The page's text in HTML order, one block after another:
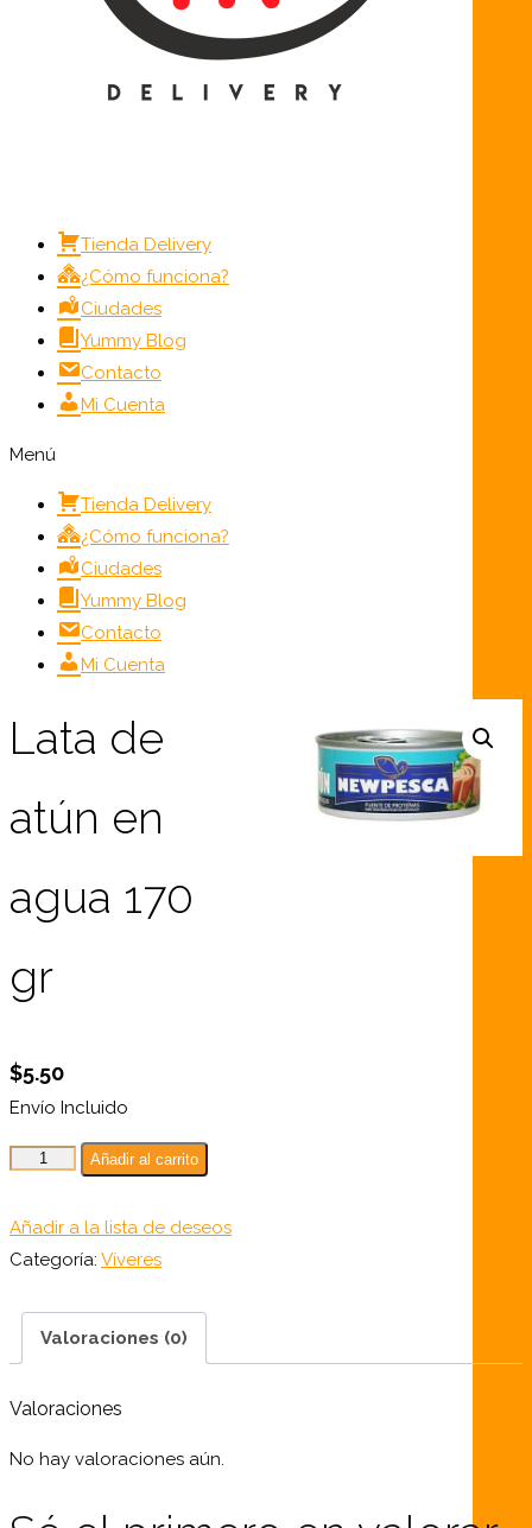
Tienda Delivery
¿Cómo funciona?
Ciudades
Yummy Blog
Contacto
Mi Cuenta
Menú
Tienda Delivery
¿Cómo funciona?
Ciudades
Yummy Blog
Contacto
Mi Cuenta
Lata de
atún en
agua 170
gr
$5.50
Envío Incluido
Lata
atún
en
170
Añadir al carrito
Añadir a la lista de deseos
Categoría: Víveres
Valoraciones (0)
Valoraciones
No hay valoraciones aún.